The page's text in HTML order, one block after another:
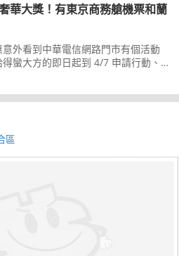
華大獎！有東京商務艙機票和蘭
外看到中華電信網路門市有個活動
蠻大方的即日起到 4/7 申請行動、
區